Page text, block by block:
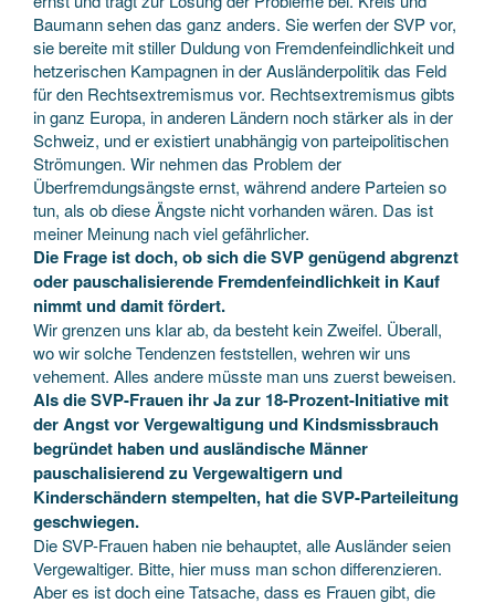
Baumann sehen das ganz anders. Sie werfen der SVP vor,
sie bereite mit stiller Duldung von Fremdenfeindlichkeit und
hetzerischen Kampagnen in der Ausländerpolitik das Feld
für den Rechtsextremismus vor. Rechtsextremismus gibts
in ganz Europa, in anderen Ländern noch stärker als in der
Schweiz, und er existiert unabhängig von parteipolitischen
Strömungen. Wir nehmen das Problem der
Überfremdungsängste ernst, während andere Parteien so
tun, als ob diese Ängste nicht vorhanden wären. Das ist
meiner Meinung nach viel gefährlicher.
Die Frage ist doch, ob sich die SVP genügend abgrenzt
oder pauschalisierende Fremdenfeindlichkeit in Kauf
nimmt und damit fördert.
Wir grenzen uns klar ab, da besteht kein Zweifel. Überall,
wo wir solche Tendenzen feststellen, wehren wir uns
vehement. Alles andere müsste man uns zuerst beweisen.
Als die SVP-Frauen ihr Ja zur 18-Prozent-Initiative mit
der Angst vor Vergewaltigung und Kindsmissbrauch
begründet haben und ausländische Männer
pauschalisierend zu Vergewaltigern und
Kinderschändern stempelten, hat die SVP-Parteileitung
geschwiegen.
Die SVP-Frauen haben nie behauptet, alle Ausländer seien
Vergewaltiger. Bitte, hier muss man schon differenzieren.
Aber es ist doch eine Tatsache, dass es Frauen gibt, die